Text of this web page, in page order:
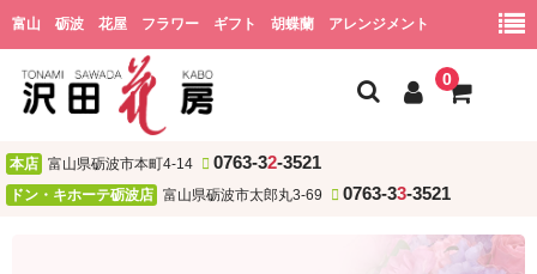
富山 砺波 花屋 フラワー ギフト 胡蝶蘭 アレンジメント
0
ホーム
本店 富山県砺波市本町4-14 0763-32-3521
ドン・キホーテ砺波店 富山県砺波市太郎丸3-69 0763-33-3521